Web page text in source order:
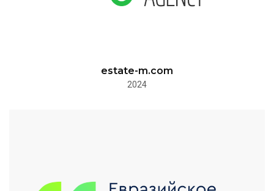
estate-m.com
2024